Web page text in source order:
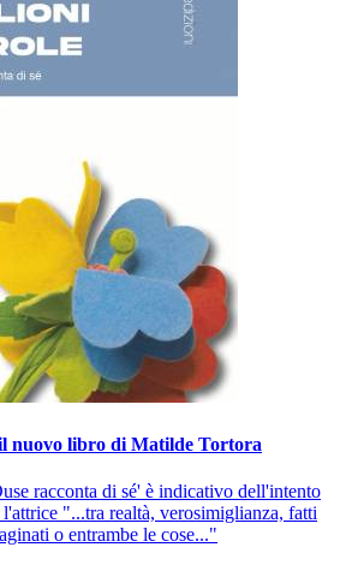
nuovo libro di Matilde Tortora
racconta di sé' è indicativo dell'intento
"...tra realtà, verosimiglianza, fatti
o entrambe le cose..."